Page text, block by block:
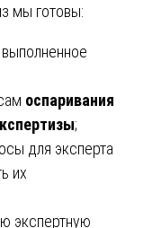
мы готовы:
оспаривания
;
для эксперта
их
экспертную